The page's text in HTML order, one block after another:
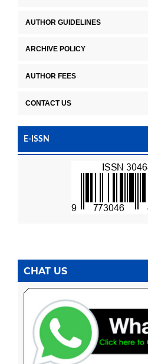
AUTHOR GUIDELINES
ARCHIVE POLICY
AUTHOR FEES
CONTACT US
E-ISSN
CHAT US